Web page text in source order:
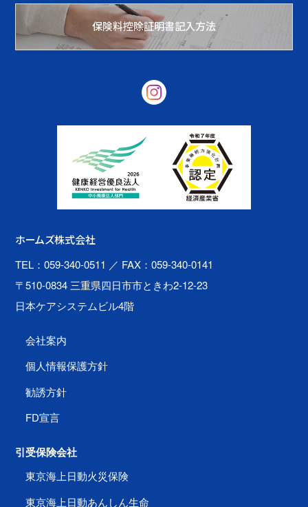
保険料控除証明書記入方法
ホームズ株式会社
TEL：059-340-0511 ／ FAX：059-340-0141
〒510-0834 三重県四日市市ときわ2-12-23
日本ケアシステムビル4階
会社案内
個人情報保護方針
勧誘方針
FD宣言
引受保険会社
東京海上日動火災保険
東京海上日動あんしん生命